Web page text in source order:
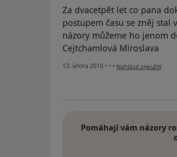
Za dvacetpět let co pana
postupem času se zněj
názory můžeme ho jenom
Cejtchamlová Miroslava
13. února 2010 • • • podle názoru uživatele
Nahlásit zneužití
Pomáhají vám názory